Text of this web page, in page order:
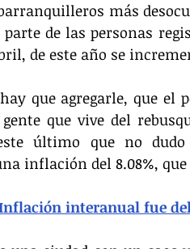
más
de las personas
de este año se
que agregarle, que el
gente que vive del
último que no
inflación del 8.08%,
interanual fue del